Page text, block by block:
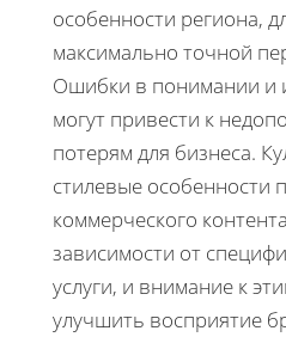
особенности региона,
максимально точной
Ошибки в понимании и
могут привести к
потерям для бизнеса.
стилевые особенности
коммерческого
зависимости от
услуги, и внимание к
улучшить восприятие